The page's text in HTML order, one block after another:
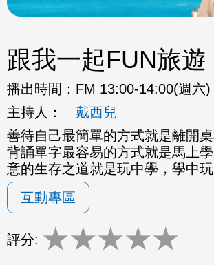
跟我一起FUN旅遊
播出時間： FM 13:00-14:00(週六)
主持人：
戴西兒
善待自己最簡單的方式就是離開桌
背誦單字最容易的方式就是馬上
意的生存之道就是玩中學，學中玩
互動專區
評分: ★★★★★